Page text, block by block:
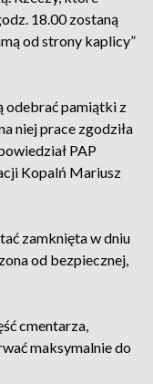
18.00 zostaną
od strony kaplicy”
odebrać pamiątki z
niej prace zgodziła
PAP
Kopalń Mariusz
zamknięta w dniu
od bezpiecznej,
cmentarza,
maksymalnie do